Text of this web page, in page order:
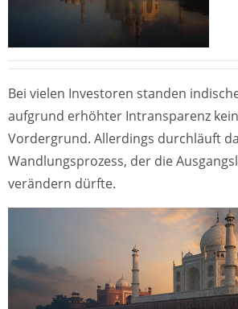
Bei vielen Investoren standen
aufgrund erhöhter Intransparenz
Vordergrund. Allerdings durchläuft
Wandlungsprozess, der die
verändern dürfte.